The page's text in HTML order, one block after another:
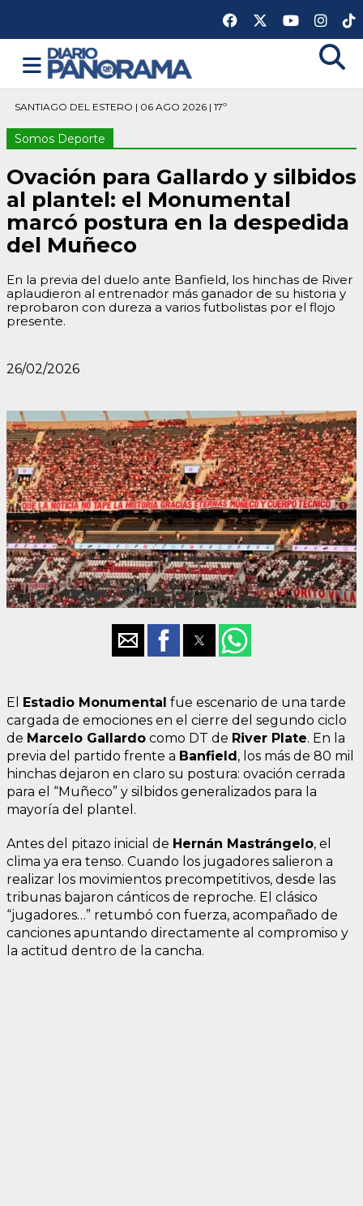
SANTIAGO DEL ESTERO | 06 AGO 2026 | 17º
Somos Deporte
Ovación para Gallardo y silbidos
al plantel: el Monumental
marcó postura en la despedida
del Muñeco
En la previa del duelo ante Banfield, los hinchas de River
aplaudieron al entrenador más ganador de su historia y
reprobaron con dureza a varios futbolistas por el flojo
presente.
26/02/2026
El Estadio Monumental fue escenario de una tarde
cargada de emociones en el cierre del segundo ciclo
de Marcelo Gallardo como DT de River Plate. En la
previa del partido frente a Banfield, los más de 80 mil
hinchas dejaron en claro su postura: ovación cerrada
para el “Muñeco” y silbidos generalizados para la
mayoría del plantel.
Antes del pitazo inicial de Hernán Mastrángelo, el
clima ya era tenso. Cuando los jugadores salieron a
realizar los movimientos precompetitivos, desde las
tribunas bajaron cánticos de reproche. El clásico
“jugadores…” retumbó con fuerza, acompañado de
canciones apuntando directamente al compromiso y
la actitud dentro de la cancha.